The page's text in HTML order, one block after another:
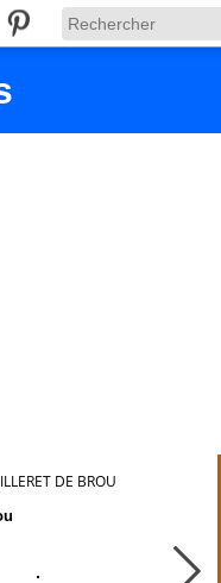
DE BROU